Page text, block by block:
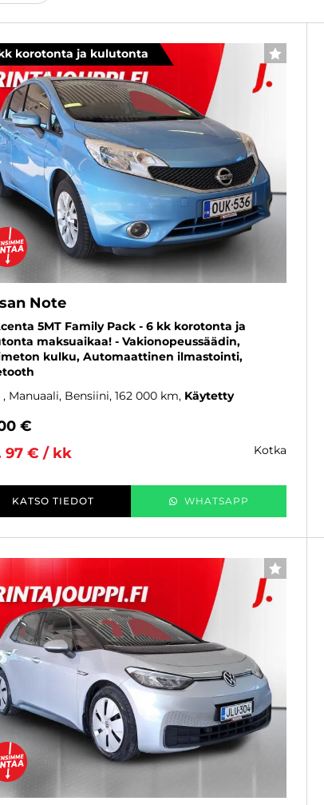
korotonta ja kulutonta SUOSIKKI
Note
5MT Family Pack - 6 kk korotonta ja
maksuaikaa! - Vakionopeussäädin,
kulku, Automaattinen ilmastointi,
, Manuaali, Bensiini, 162 000 km Käytetty
€
97 € / kk
kotka
KATSO TIEDOT WHATSAPP
SUOSIKKI